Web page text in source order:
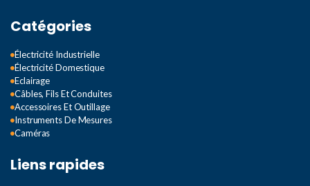
Catégories
Électricité Industrielle
Électricité Domestique
Eclairage
Câbles, Fils Et Conduites
Accessoires Et Outillage
Instruments De Mesures
Caméras
Liens rapides